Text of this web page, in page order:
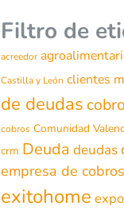
Filtro de
acreedor
Castilla y León clientes
de deudas
cobros Comunidad
crm Deuda deudas
empresa de cobros
exitohome